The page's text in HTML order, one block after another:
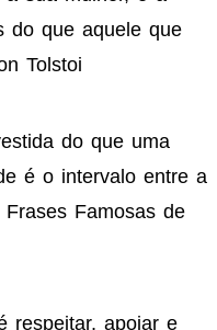
do que aquele que
Tolstoi
do que uma
é o intervalo entre a
Famosas de
respeitar, apoiar e